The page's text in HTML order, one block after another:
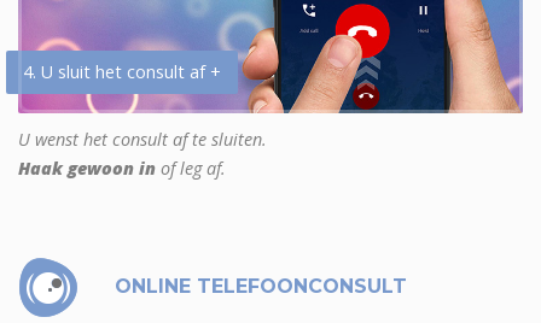
4. U sluit het consult af +
U wenst het consult af te sluiten.
Haak gewoon in of leg af.
ONLINE TELEFOONCONSULT